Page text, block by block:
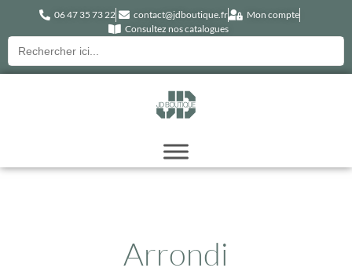
06 47 35 73 22 contact@jdboutique.fr
Mon compte
Consultez nos catalogues
Recherche
pour :
Arrondi